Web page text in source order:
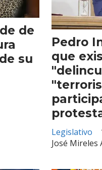
de
su
Pedro
que
José Mireles
Legislativo
Suscríbete